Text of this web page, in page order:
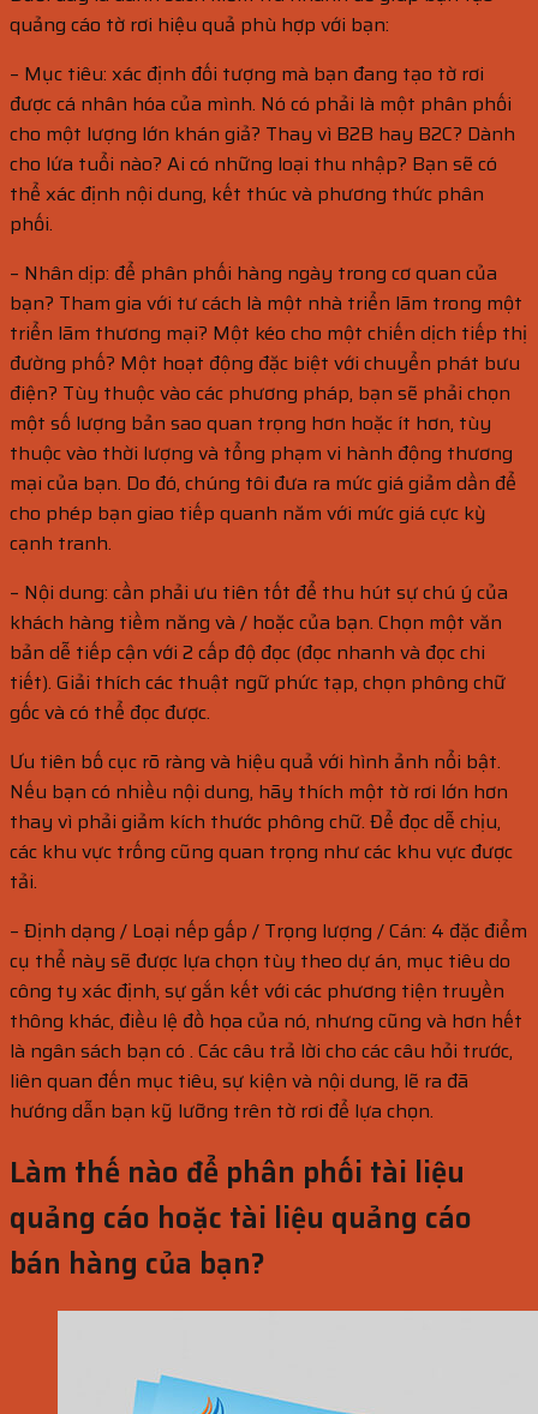
quảng cáo tờ rơi hiệu quả phù hợp với bạn:
– Mục tiêu: xác định đối tượng mà bạn đang tạo tờ rơi
được cá nhân hóa của mình. Nó có phải là một phân phối
cho một lượng lớn khán giả? Thay vì B2B hay B2C? Dành
cho lứa tuổi nào? Ai có những loại thu nhập? Bạn sẽ có
thể xác định nội dung, kết thúc và phương thức phân
phối.
– Nhân dịp: để phân phối hàng ngày trong cơ quan của
bạn? Tham gia với tư cách là một nhà triển lãm trong một
triển lãm thương mại? Một kéo cho một chiến dịch tiếp thị
đường phố? Một hoạt động đặc biệt với chuyển phát bưu
điện? Tùy thuộc vào các phương pháp, bạn sẽ phải chọn
một số lượng bản sao quan trọng hơn hoặc ít hơn, tùy
thuộc vào thời lượng và tổng phạm vi hành động thương
mại của bạn. Do đó, chúng tôi đưa ra mức giá giảm dần để
cho phép bạn giao tiếp quanh năm với mức giá cực kỳ
cạnh tranh.
– Nội dung: cần phải ưu tiên tốt để thu hút sự chú ý của
khách hàng tiềm năng và / hoặc của bạn. Chọn một văn
bản dễ tiếp cận với 2 cấp độ đọc (đọc nhanh và đọc chi
tiết). Giải thích các thuật ngữ phức tạp, chọn phông chữ
gốc và có thể đọc được.
Ưu tiên bố cục rõ ràng và hiệu quả với hình ảnh nổi bật.
Nếu bạn có nhiều nội dung, hãy thích một tờ rơi lớn hơn
thay vì phải giảm kích thước phông chữ. Để đọc dễ chịu,
các khu vực trống cũng quan trọng như các khu vực được
tải.
– Định dạng / Loại nếp gấp / Trọng lượng / Cán: 4 đặc điểm
cụ thể này sẽ được lựa chọn tùy theo dự án, mục tiêu do
công ty xác định, sự gắn kết với các phương tiện truyền
thông khác, điều lệ đồ họa của nó, nhưng cũng và hơn hết
là ngân sách bạn có . Các câu trả lời cho các câu hỏi trước,
liên quan đến mục tiêu, sự kiện và nội dung, lẽ ra đã
hướng dẫn bạn kỹ lưỡng trên tờ rơi để lựa chọn.
Làm thế nào để phân phối tài liệu
quảng cáo hoặc tài liệu quảng cáo
bán hàng của bạn?